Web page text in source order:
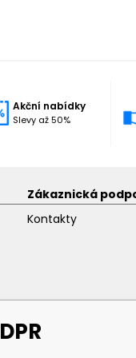
Akční nabídky
Slevy až 50%
Zákaznická
Kontakty